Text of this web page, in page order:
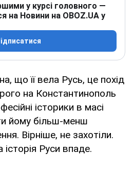
у курсі головного —
на Новини на OBOZ.UA у
що її вела Русь, це похід
на Константинополь
історики в масі
йому більш-менш
Вірніше, не захотіли.
історія Руси впаде.